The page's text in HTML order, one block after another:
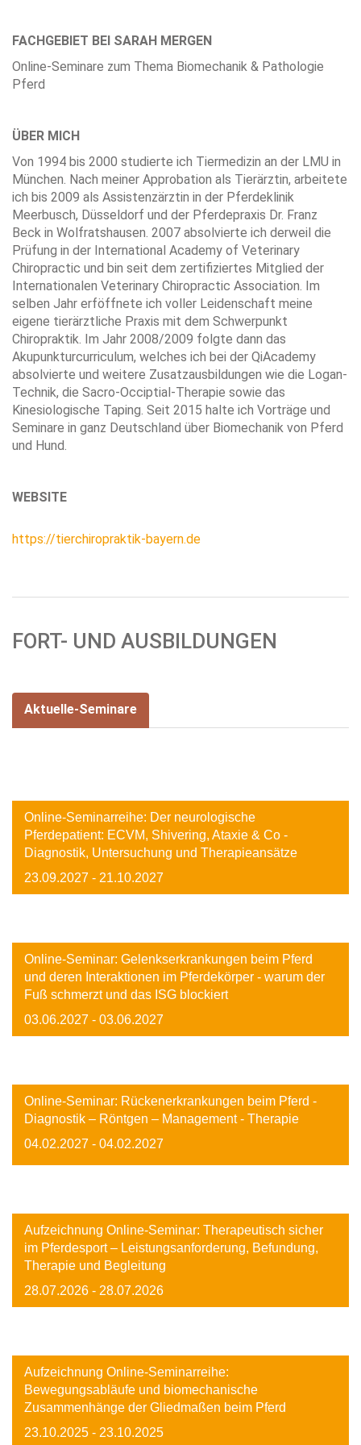
FACHGEBIET BEI SARAH MERGEN
Online-Seminare zum Thema Biomechanik & Pathologie
Pferd
ÜBER MICH
Von 1994 bis 2000 studierte ich Tiermedizin an der LMU in
München. Nach meiner Approbation als Tierärztin, arbeitete
ich bis 2009 als Assistenzärztin in der Pferdeklinik
Meerbusch, Düsseldorf und der Pferdepraxis Dr. Franz
Beck in Wolfratshausen. 2007 absolvierte ich derweil die
Prüfung in der International Academy of Veterinary
Chiropractic und bin seit dem zertifiziertes Mitglied der
Internationalen Veterinary Chiropractic Association. Im
selben Jahr erföffnete ich voller Leidenschaft meine
eigene tierärztliche Praxis mit dem Schwerpunkt
Chiropraktik. Im Jahr 2008/2009 folgte dann das
Akupunkturcurriculum, welches ich bei der QiAcademy
absolvierte und weitere Zusatzausbildungen wie die Logan-
Technik, die Sacro-Occiptial-Therapie sowie das
Kinesiologische Taping. Seit 2015 halte ich Vorträge und
Seminare in ganz Deutschland über Biomechanik von Pferd
und Hund.
WEBSITE
https://tierchiropraktik-bayern.de
FORT- UND AUSBILDUNGEN
Aktuelle-Seminare
Online-Seminarreihe: Der neurologische
Pferdepatient: ECVM, Shivering, Ataxie & Co -
Diagnostik, Untersuchung und Therapieansätze
23.09.2027 - 21.10.2027
Online-Seminar: Gelenkserkrankungen beim Pferd
und deren Interaktionen im Pferdekörper - warum der
Fuß schmerzt und das ISG blockiert
03.06.2027 - 03.06.2027
Online-Seminar: Rückenerkrankungen beim Pferd -
Diagnostik – Röntgen – Management - Therapie
04.02.2027 - 04.02.2027
Aufzeichnung Online-Seminar: Therapeutisch sicher
im Pferdesport – Leistungsanforderung, Befundung,
Therapie und Begleitung
28.07.2026 - 28.07.2026
Aufzeichnung Online-Seminarreihe:
Bewegungsabläufe und biomechanische
Zusammenhänge der Gliedmaßen beim Pferd
23.10.2025 - 23.10.2025